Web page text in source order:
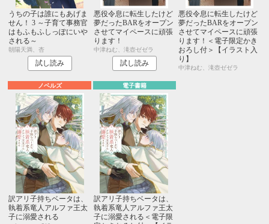
うちの子は誰にもあげま
せん！ 3 ～子育て事務官
はもふもふしっぽにいや
される～
朝陽天満、杏
試し読み
悪役令息に転生したけど
夢だったBARをオープン
させてマイペースに頑張
ります！
中津ねむ、滝壺ゼゼラ
試し読み
悪役令息に転生したけど
夢だったBARをオープン
させてマイペースに頑張
ります！＜電子限定かき
おろし付＞【イラスト入
り】
中津ねむ、滝壺ゼゼラ
ノベルズ
訳アリ子持ちベータは、
執着系竜人アルファ王太
子に溺愛される
電子書籍
訳アリ子持ちベータは、
執着系竜人アルファ王太
子に溺愛される＜電子限